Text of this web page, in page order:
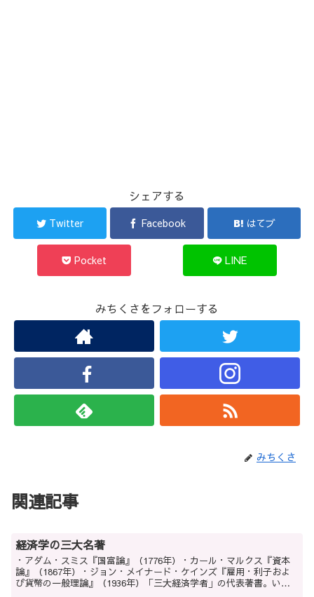
シェアする
Twitter Facebook はてブ
Pocket LINE
みちくさをフォローする
みちくさ
関連記事
経済学の三大名著
・アダム・スミス『国富論』（1776年）・カール・マルクス『資本
論』（1867年）・ジョン・メイナード・ケインズ『雇用・利子およ
び貨幣の一般理論』（1936年）「三大経済学者」の代表著書。いず